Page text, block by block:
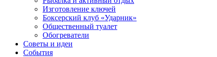
Изготовление ключей
Боксерский клуб «Ударник»
Общественный туалет
Обогреватели
Советы и идеи
События